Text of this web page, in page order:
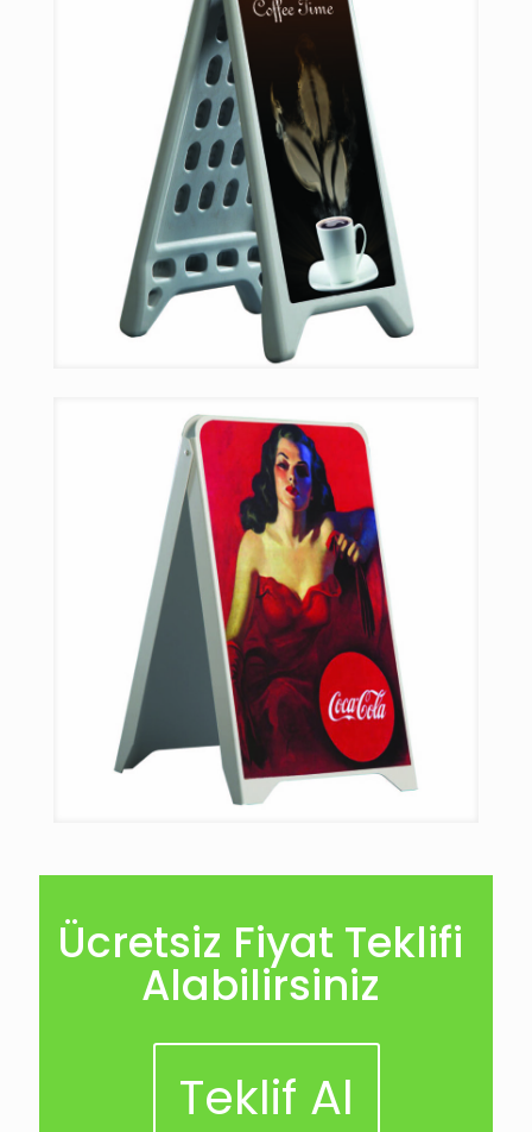
Ücretsiz Fiyat Teklifi
Alabilirsiniz
Teklif Al